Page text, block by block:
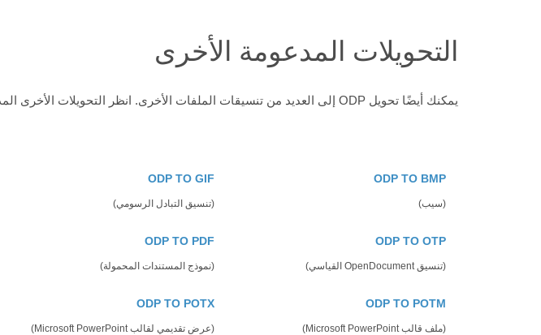
التحويلات المدعومة الأخرى
يمكنك أيضًا تحويل ODP إلى العديد من تنسيقات الملفات الأخرى. انظر التحويلات الأخرى المدعومة أدناه
ODP TO BMP
(سيب)
ODP TO GIF
(تنسيق التبادل الرسومي)
ODP TO OTP
(تنسيق OpenDocument القياسي)
ODP TO PDF
(نموذج المستندات المحمولة)
ODP TO POTM
(ملف قالب Microsoft PowerPoint)
ODP TO POTX
(عرض تقديمي لقالب Microsoft PowerPoint)